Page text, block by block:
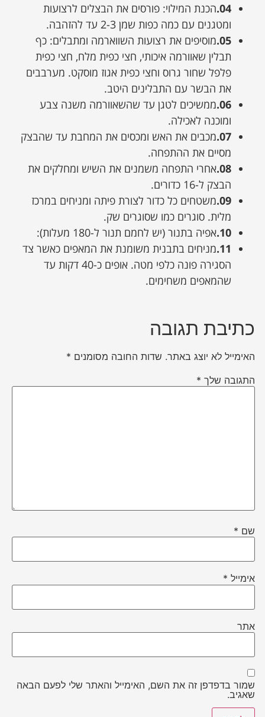
04. הכנת המילוי: פורסים את הבצלים לרצועות
ומטגנים עם כמה כפות שמן 2-3 עד להזהבה.
05. מוסיפים את רצועות השווארמה ומתבלים: כף
תבלין שאוורמה איכותי, חצי כפית מלח, חצי כפית
פלפל שחור גרוס וחצי כפית אגוז מוסקט. מערבבים
את הבשר עם התבלינים היטב.
06. ממשיכים לטגן עד שהשאוורמה משנה צבע
ומוכנה לאכילה.
07. מכבים את האש ומכסים את המחבת עד שהבצק
מסיים את ההתפחה.
08. אחרי התפחה משמנים את השיש ומחלקים את
הבצק ל-16 כדורים.
09. משטחים כל כדור לצורת פיתה ומניחים במרכז
מלית. סוגרים כמו שסוגרים שק.
10. אפיה בתנור (יש לחמם תנור ל-180 מעלות):
11. מניחים בתבנית משומנת את המאפים כאשר צד
הסגירה פונה כלפי מטה. אופים כ-40 דקות עד
שהמאפים משחימים.
כתיבת תגובה
האימייל לא יוצג באתר. שדות החובה מסומנים *
התגובה שלך *
שם *
אימייל *
אתר
שמור בדפדפן זה את השם, האימייל והאתר שלי לפעם הבאה
שאגיב.